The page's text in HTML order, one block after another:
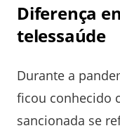
Diferença
telessaúde
Durante a
ficou conhecido
sancionada se